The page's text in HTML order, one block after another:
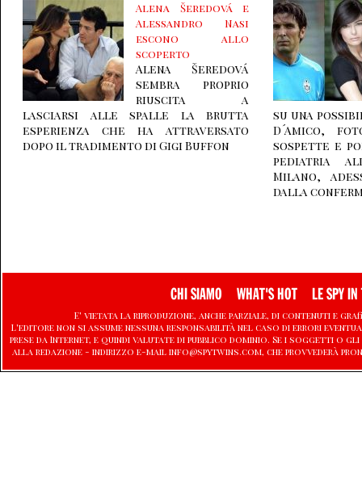
Alena Šeredová e
Alessandro Nasi
escono allo
scoperto
Alena Šeredová
sembra proprio
riuscita a
lasciarsi alle spalle la brutta
esperienza che ha attraversato
dopo il tradimento di Gigi Buffon
su una
D´Amico,
sospette e
pediatria
Milano,
dalla
CHI SIAMO WHAT'S HOT LE SPY IN
E' vietata la riproduzione, anche parziale, di contenuti e
L'editore non si assume nessuna responsabilità nel caso di errori
prese da Internet, e quindi valutate di pubblico dominio. Se i soggetti
alla redazione - indirizzo e-mail info@spytwins.com, che provvederà